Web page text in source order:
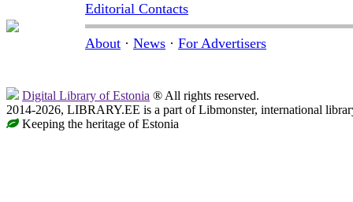
Editorial Contacts
About · News · For Advertisers
Digital Library of Estonia ® All rights reserved.
2014-2026, LIBRARY.EE is a part of Libmonster, international
Keeping the heritage of Estonia